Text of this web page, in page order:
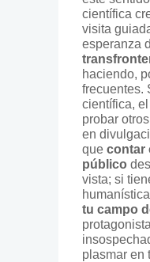
científica
visita
esperanza
haciendo,
frecuentes.
científica,
probar
en
que contar
público
vista; si
tu campo
plasmar en